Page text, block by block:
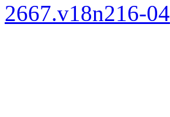
2667.v18n216-04